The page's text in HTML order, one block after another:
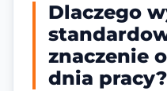
Dlaczego
znaczenie
dnia pracy?